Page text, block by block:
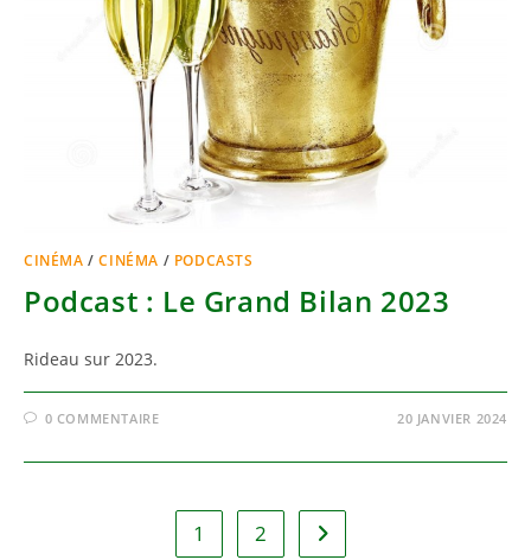
CINÉMA /CINÉMA / PODCASTS
Podcast : Le Grand Bilan 2023
Rideau sur 2023.
0 COMMENTAIRE 20 JANVIER 2024
1 2 Aller à la page suivante